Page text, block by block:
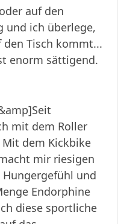
auf den
und ich überlege,
Tisch kommt...
enorm sättigend.
mit dem Roller
dem Kickbike
mir riesigen
Hungergefühl und
Endorphine
diese sportliche